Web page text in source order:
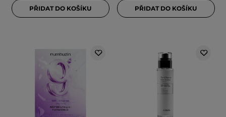
PŘIDAT DO KOŠÍKU PŘIDAT DO KOŠÍKU